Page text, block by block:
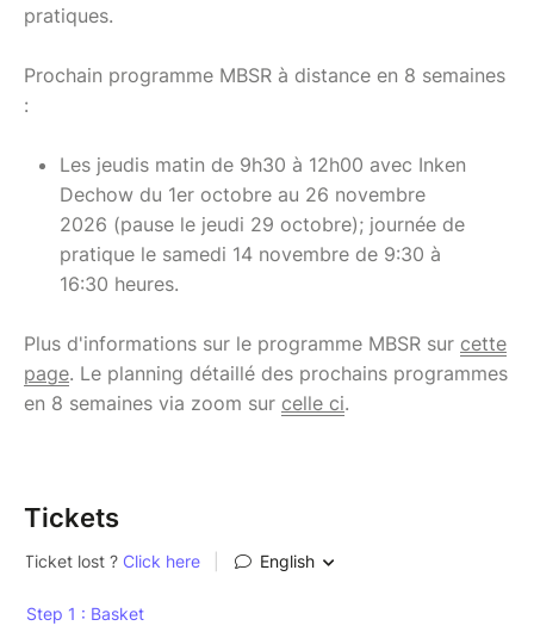
pratiques.
Prochain programme MBSR à distance en 8 semaines
:
Les jeudis matin de 9h30 à 12h00 avec Inken
Dechow du 1er octobre au 26 novembre
2026 (pause le jeudi 29 octobre); journée de
pratique le samedi 14 novembre de 9:30 à
16:30 heures.
Plus d'informations sur le programme MBSR sur cette
page. Le planning détaillé des prochains programmes
en 8 semaines via zoom sur celle ci.
Tickets